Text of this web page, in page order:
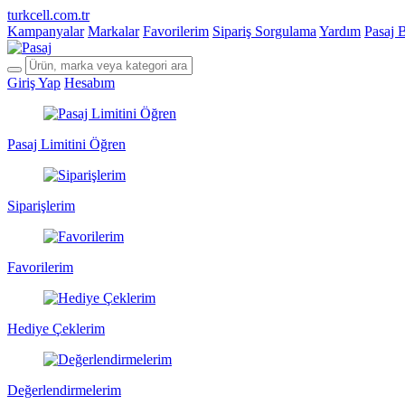
turkcell.com.tr
Kampanyalar Markalar Favorilerim Sipariş Sorgulama Yardım Pasaj
Giriş Yap Hesabım
Pasaj Limitini Öğren
Siparişlerim
Favorilerim
Hediye Çeklerim
Değerlendirmelerim